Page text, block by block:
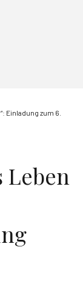
Einladung zum 6.
Leben